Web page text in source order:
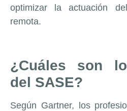
optimizar la actuación
remota.
¿Cuáles son
del SASE?
Según Gartner, los